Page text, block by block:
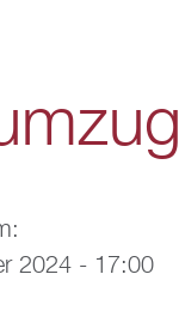
2024 - 17:00